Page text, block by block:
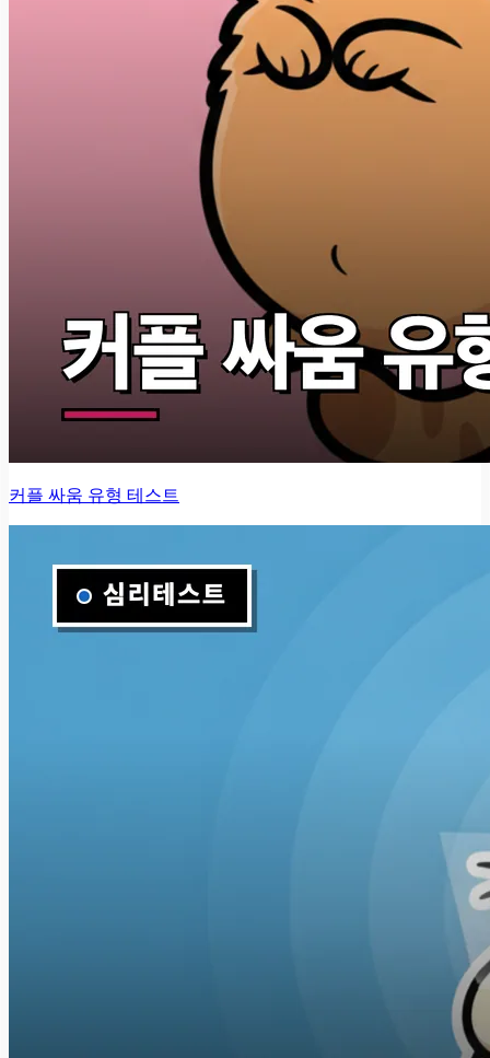
커플 싸움 유형 테스트